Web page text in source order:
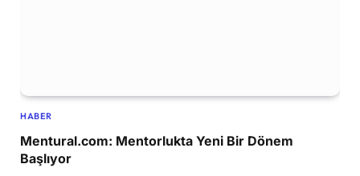
HABER
Mentural.com: Mentorlukta Yeni Bir Dönem
Başlıyor